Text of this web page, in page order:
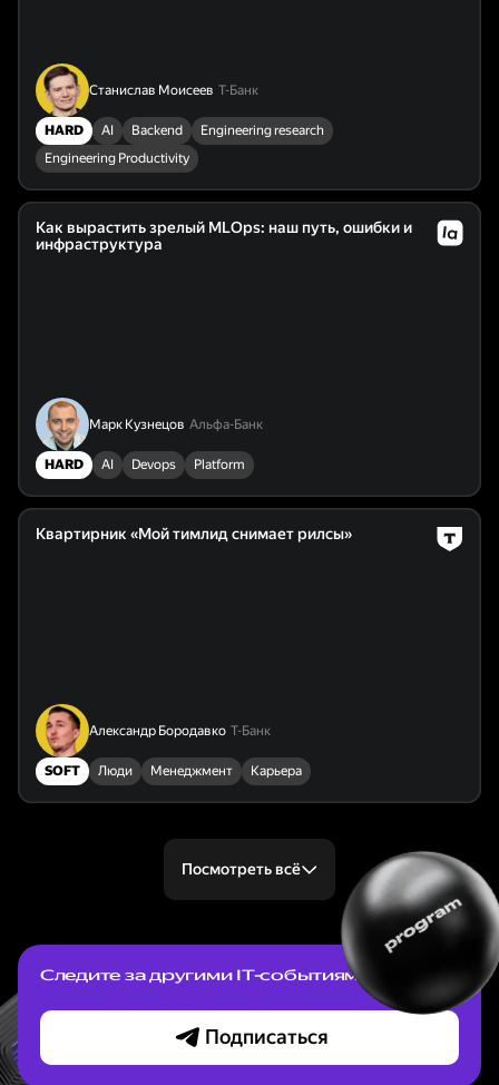
Станислав Моисеев Т-Банк
HARD AI Backend
Engineering research
Engineering Productivity
Как вырастить зрелый MLOps: наш путь, ошибки и
инфраструктура
Марк Кузнецов Альфа-Банк
HARD AI Devops Platform
Квартирник «Мой тимлид снимает рилсы»
Александр Бородавко Т-Банк
SOFT Люди Менеджмент Карьера
Посмотреть всё
Следите за другими IT-событиями
Подписаться